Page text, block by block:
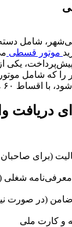
شامل
موتور قسطی
یکی
که شامل موتور
ماهه خریداری کنند.
دریافت
(برای
شغلی
(در صورت
و کارت ملی